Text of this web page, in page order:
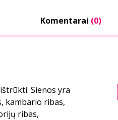
Komentarai (0)
Sienos yra
kambario ribas,
ribas,